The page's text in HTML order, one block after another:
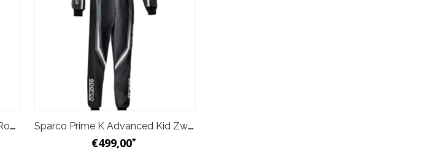
Sparco Prime K Advanced Kid Rood Zwart Sparco Prime K Advanced Kid Zwart Grijs
€499,00*